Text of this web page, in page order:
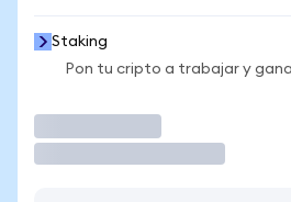
Staking
Pon tu cripto a trabajar y